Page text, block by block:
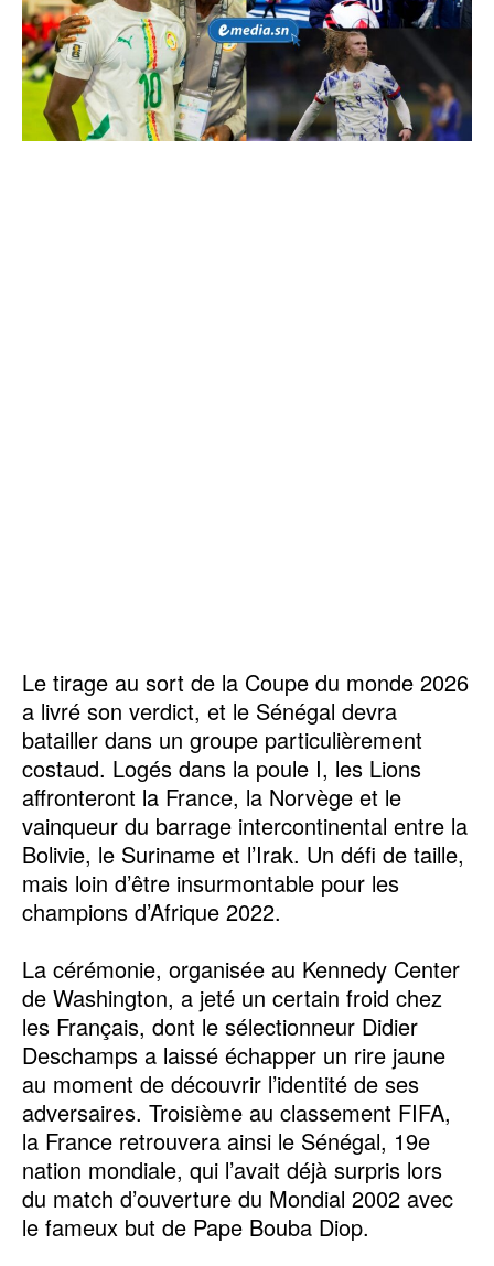
Le tirage au sort de la Coupe du monde 2026
a livré son verdict, et le Sénégal devra
batailler dans un groupe particulièrement
costaud. Logés dans la poule I, les Lions
affronteront la France, la Norvège et le
vainqueur du barrage intercontinental entre la
Bolivie, le Suriname et l’Irak. Un défi de taille,
mais loin d’être insurmontable pour les
champions d’Afrique 2022.
La cérémonie, organisée au Kennedy Center
de Washington, a jeté un certain froid chez
les Français, dont le sélectionneur Didier
Deschamps a laissé échapper un rire jaune
au moment de découvrir l’identité de ses
adversaires. Troisième au classement FIFA,
la France retrouvera ainsi le Sénégal, 19e
nation mondiale, qui l’avait déjà surpris lors
du match d’ouverture du Mondial 2002 avec
le fameux but de Pape Bouba Diop.